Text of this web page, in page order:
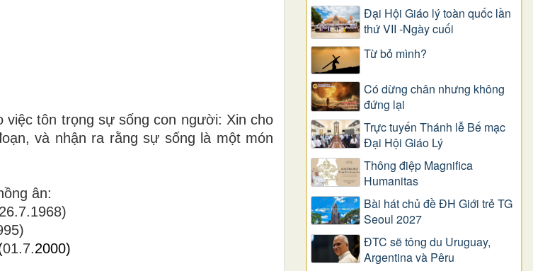
tôn trọng sự sống con người: Xin cho
và nhận ra rằng sự sống là một món
ân:
01.7.2000)
Đại Hội Giáo lý toàn quốc lần
thứ VII -Ngày cuối
Từ bỏ mình?
Có dừng chân nhưng không
đứng lại
Trực tuyến Thánh lễ Bế mạc
Đại Hội Giáo Lý
Thông điệp Magnifica
Humanitas
Bài hát chủ đề ĐH Giới trẻ TG
Seoul 2027
ĐTC sẽ tông du Uruguay,
Argentina và Pêru